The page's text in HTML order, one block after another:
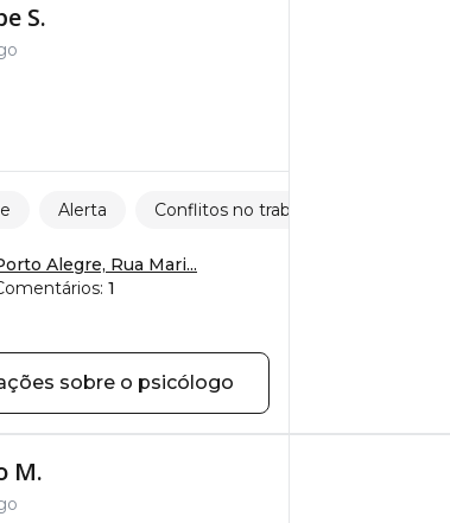
S.
Alerta Conflitos no trabalho
Alegre, Rua Mari...
1
sobre o psicólogo
M.